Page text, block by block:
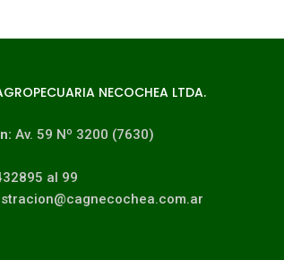
NECOCHEA LTDA.
Av. 59 Nº 3200 (7630)
al 99